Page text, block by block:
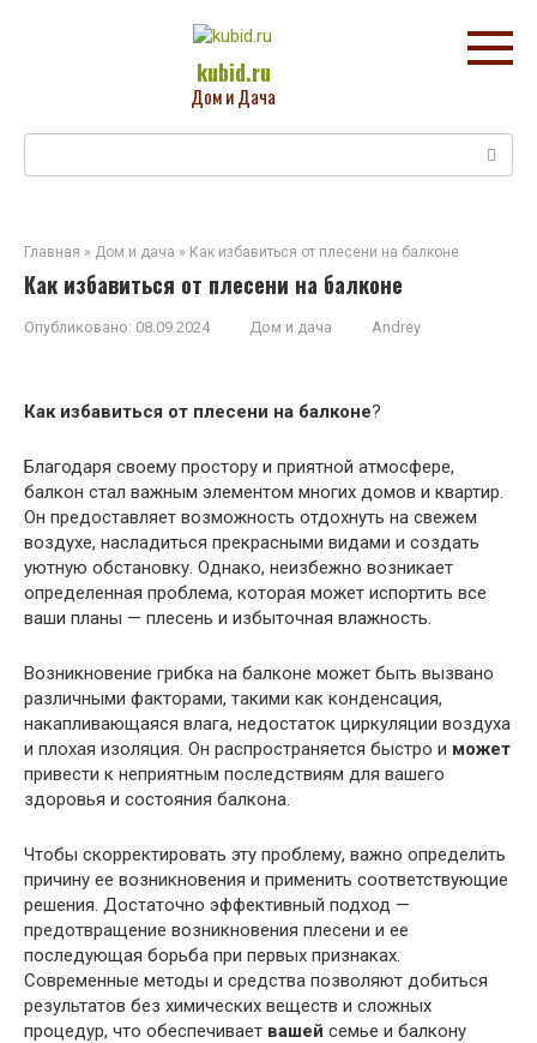
kubid.ru
Дом и Дача
Главная » Дом и дача » Как избавиться от плесени на балконе
Как избавиться от плесени на балконе
Опубликовано: 08.09.2024 Дом и дача Andrey
Как избавиться от плесени на балконе?
Благодаря своему простору и приятной атмосфере,
балкон стал важным элементом многих домов и квартир.
Он предоставляет возможность отдохнуть на свежем
воздухе, насладиться прекрасными видами и создать
уютную обстановку. Однако, неизбежно возникает
определенная проблема, которая может испортить все
ваши планы — плесень и избыточная влажность.
Возникновение грибка на балконе может быть вызвано
различными факторами, такими как конденсация,
накапливающаяся влага, недостаток циркуляции воздуха
и плохая изоляция. Он распространяется быстро и может
привести к неприятным последствиям для вашего
здоровья и состояния балкона.
Чтобы скорректировать эту проблему, важно определить
причину ее возникновения и применить соответствующие
решения. Достаточно эффективный подход —
предотвращение возникновения плесени и ее
последующая борьба при первых признаках.
Современные методы и средства позволяют добиться
результатов без химических веществ и сложных
процедур, что обеспечивает вашей семье и балкону